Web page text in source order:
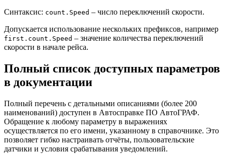
Синтаксис: count.Speed – число переключений скорости.
Допускается использование нескольких префиксов, например
first.count.Speed – значение количества переключений
скорости в начале рейса.
Полный список доступных параметров
в документации
Полный перечень с детальными описаниями (более 200
наименований) доступен в Автосправке ПО АвтоГРАФ.
Обращение к любому параметру в выражениях
осуществляется по его имени, указанному в справочнике. Это
позволяет гибко настраивать отчёты, пользовательские
датчики и условия срабатывания уведомлений.